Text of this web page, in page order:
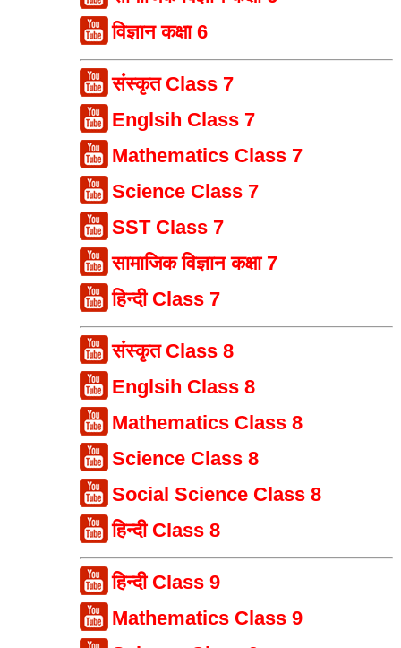
विज्ञान कक्षा 6
संस्कृत Class 7
Englsih Class 7
Mathematics Class 7
Science Class 7
SST Class 7
सामाजिक विज्ञान कक्षा 7
हिन्दी Class 7
संस्कृत Class 8
Englsih Class 8
Mathematics Class 8
Science Class 8
Social Science Class 8
हिन्दी Class 8
हिन्दी Class 9
Mathematics Class 9